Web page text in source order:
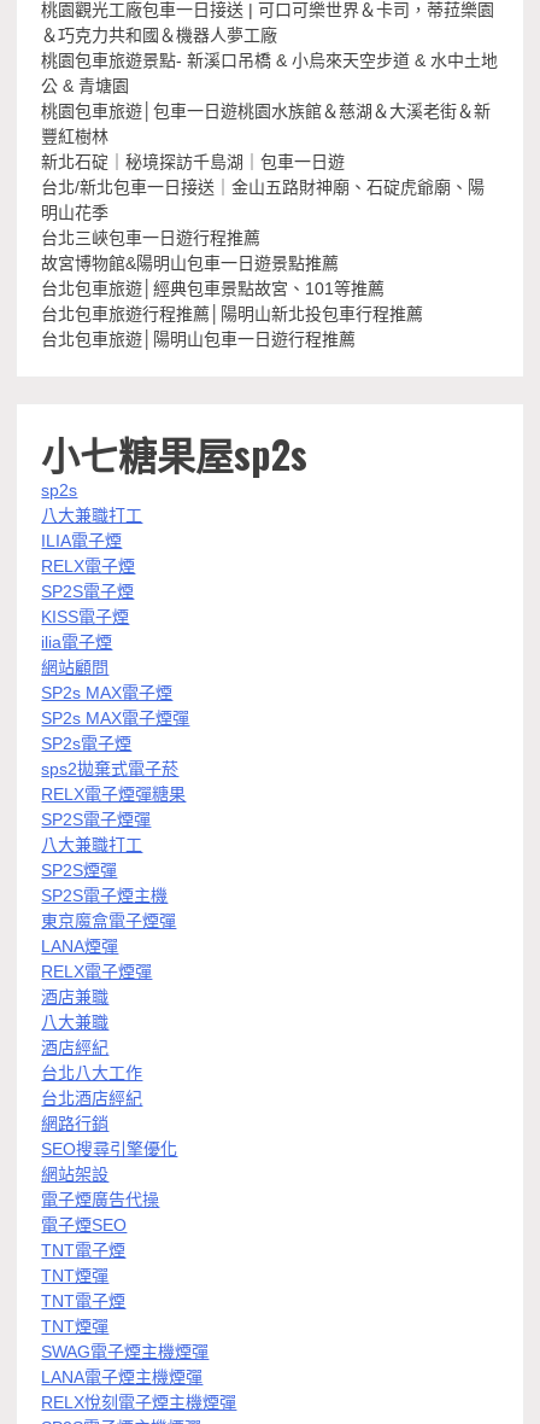
桃園觀光工廠包車一日接送 | 可口可樂世界＆卡司，蒂菈樂園
＆巧克力共和國＆機器人夢工廠
桃園包車旅遊景點- 新溪口吊橋 & 小烏來天空步道 & 水中土地
公 & 青塘園
桃園包車旅遊│包車一日遊桃園水族館＆慈湖＆大溪老街＆新
豐紅樹林
新北石碇｜秘境探訪千島湖｜包車一日遊
台北/新北包車一日接送｜金山五路財神廟、石碇虎爺廟、陽
明山花季
台北三峽包車一日遊行程推薦
故宮博物館&陽明山包車一日遊景點推薦
台北包車旅遊│經典包車景點故宮、101等推薦
台北包車旅遊行程推薦│陽明山新北投包車行程推薦
台北包車旅遊│陽明山包車一日遊行程推薦
小七糖果屋sp2s
sp2s
八大兼職打工
ILIA電子煙
RELX電子煙
SP2S電子煙
KISS電子煙
ilia電子煙
網站顧問
SP2s MAX電子煙
SP2s MAX電子煙彈
SP2s電子煙
sps2拋棄式電子菸
RELX電子煙彈糖果
SP2S電子煙彈
八大兼職打工
SP2S煙彈
SP2S電子煙主機
東京魔盒電子煙彈
LANA煙彈
RELX電子煙彈
酒店兼職
八大兼職
酒店經紀
台北八大工作
台北酒店經紀
網路行銷
SEO搜尋引擎優化
網站架設
電子煙廣告代操
電子煙SEO
TNT電子煙
TNT煙彈
TNT電子煙
TNT煙彈
SWAG電子煙主機煙彈
LANA電子煙主機煙彈
RELX悅刻電子煙主機煙彈